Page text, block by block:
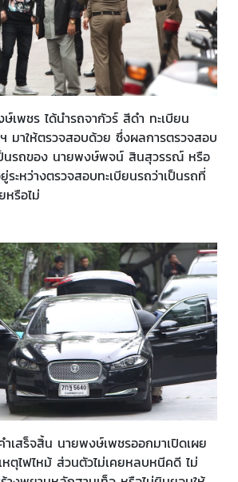
เพชร ได้นำรถจากัวร์ สีดำ ทะเบียน
มาให้ตรวจสอบด้วย ซึ่งผลการตรวจสอบ
นรถของ นายพงษ์พจน์ สินสุวรรณ์ หรือ
ะหว่างตรวจสอบทะเบียนรถว่าเป็นรถที่
รือไม่
เสร็จสิ้น นายพงษ์เพชรออกมาเปิดเผย
ตุไฟไหม้ ส่วนตัวไม่เคยหลบหนีคดี ไม่